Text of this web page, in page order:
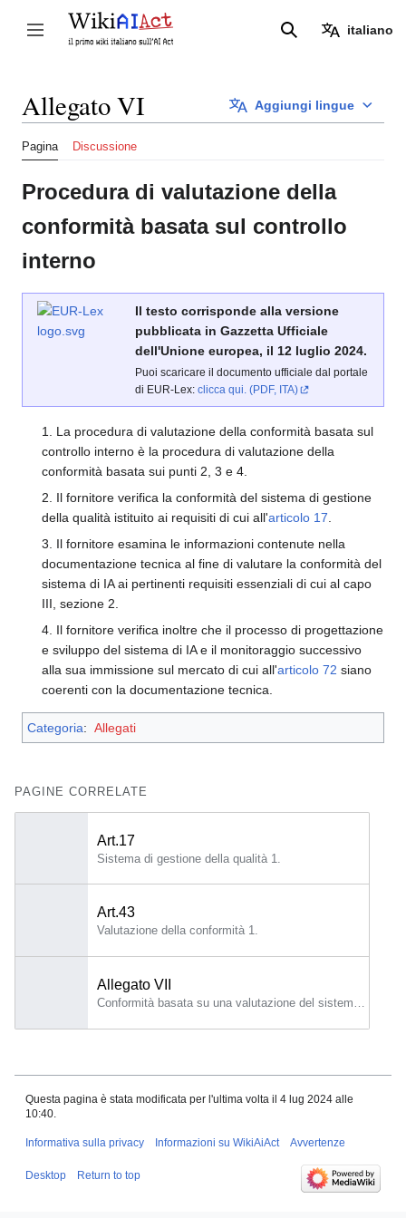
contenuto
Attiva/disattiva la barra laterale Ricerca italiano
Aggiungi lingue
Allegato VI
Pagina Discussione
Procedura di valutazione della
conformità basata sul controllo
interno
Il testo corrisponde alla versione
pubblicata in Gazzetta Ufficiale
dell'Unione europea, il 12 luglio 2024.
Puoi scaricare il documento ufficiale dal portale
di EUR-Lex: clicca qui. (PDF, ITA)
1. La procedura di valutazione della conformità basata sul
controllo interno è la procedura di valutazione della
conformità basata sui punti 2, 3 e 4.
2. Il fornitore verifica la conformità del sistema di gestione
della qualità istituito ai requisiti di cui all'articolo 17
3. Il fornitore esamina le informazioni contenute nella
documentazione tecnica al fine di valutare la conformità del
sistema di IA ai pertinenti requisiti essenziali di cui al capo
III, sezione 2.
4. Il fornitore verifica inoltre che il processo di progettazione
e sviluppo del sistema di IA e il monitoraggio successivo
alla sua immissione sul mercato di cui all'articolo 72 siano
coerenti con la documentazione tecnica.
Categoria: Allegati
PAGINE CORRELATE
Art.17
Sistema di gestione della qualità 1.
Art.43
Valutazione della conformità 1.
Allegato VII
Questa pagina è stata modificata per l'ultima volta il 4 lug 2024 alle
10:40.
Informativa sulla privacy Informazioni su WikiAiAct Avvertenze
Desktop Return to top